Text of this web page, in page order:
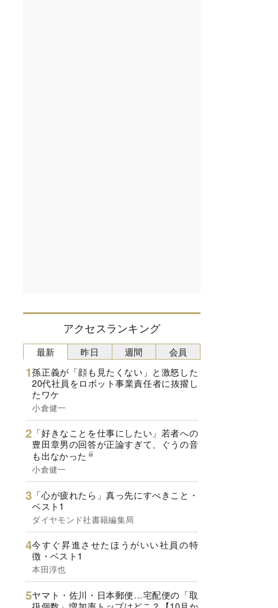
アクセスランキング
最新
孫正義が「顔も見たくない」と激怒した
20代社員をロボット事業責任者に抜擢し
たワケ
小倉健一
「好きなことを仕事にしたい」若者への
豊田章男の回答が正論すぎて、ぐうの音
も出なかった
小倉健一
「心が疲れたら」真っ先にすべきこと・
ベスト1
ダイヤモンド社書籍編集局
今すぐ昇進させたほうがいい社員の特
徴・ベスト1
本田淳也
ヤマト・佐川・日本郵便…宅配便の「取
昨日 週間 会員